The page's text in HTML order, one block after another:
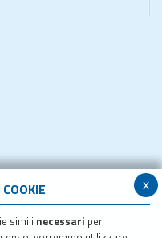
x
simili necessari per